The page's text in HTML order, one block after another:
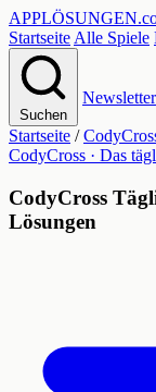
APPLÖSUNGEN
Startseite Alle Spiele
Suchen
Newsletter
Startseite /
CodyCross · Das
CodyCross
Lösungen